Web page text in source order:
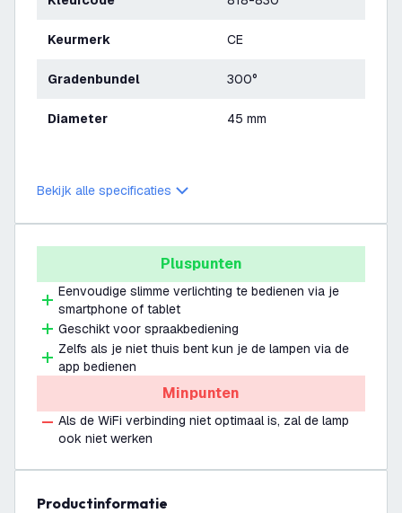
Keurmerk CE
Gradenbundel 300°
Diameter 45 mm
Bekijk alle specificaties
Pluspunten
Eenvoudige slimme verlichting te bedienen via je
smartphone of tablet
Geschikt voor spraakbediening
Zelfs als je niet thuis bent kun je de lampen via de
app bedienen
Minpunten
Als de WiFi verbinding niet optimaal is, zal de lamp
ook niet werken
productinformatie